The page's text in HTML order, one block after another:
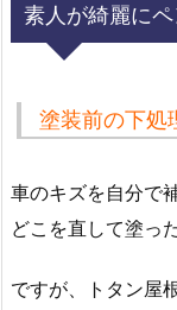
素人が綺麗に
塗装前の下処
車のキズを自分で
どこを直して塗っ
ですが、トタン屋